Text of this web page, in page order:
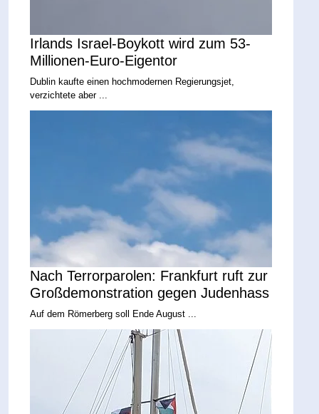
Irlands Israel-Boykott wird zum 53-
Millionen-Euro-Eigentor
Dublin kaufte einen hochmodernen Regierungsjet,
verzichtete aber ...
Nach Terrorparolen: Frankfurt ruft zur
Großdemonstration gegen Judenhass
Auf dem Römerberg soll Ende August ...